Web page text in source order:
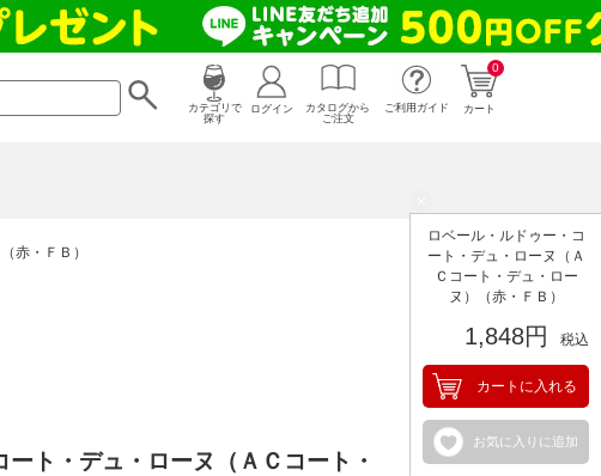
カテゴリで
探す
0
カート
ログイン
カタログから
ご注文
ご利用ガイド
赤・ＦＢ）
ロベール・ルドゥー・コ
ート・デュ・ローヌ（Ａ
Ｃコート・デュ・ロー
ヌ）（赤・ＦＢ）
1,848円 税込
カートに入れる
お気に入りに追加
ト・デュ・ローヌ（ＡＣコート・